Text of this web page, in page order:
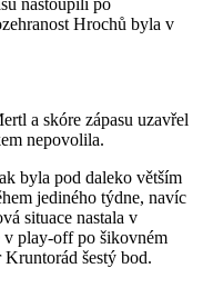
Hrochů byla v
a skóre zápasu uzavřel
nepovolila.
byla pod daleko větším
jediného týdne, navíc
situace nastala v
v play-off po šikovném
šestý bod.